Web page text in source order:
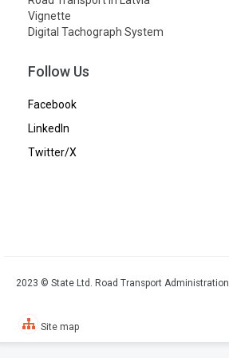
Vignette
Digital Tachograph System
Follow Us
Facebook
LinkedIn
Twitter/X
2023 © State Ltd. Road Transport Administration
Site map